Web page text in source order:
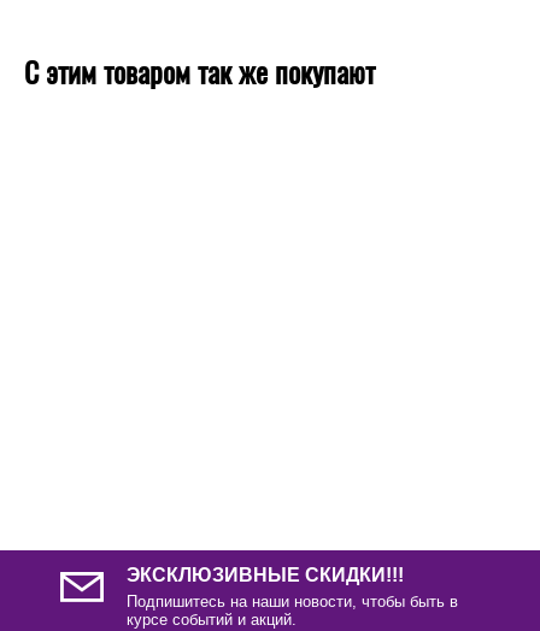
С этим товаром так же покупают
ЭКСКЛЮЗИВНЫЕ СКИДКИ!!!
Подпишитесь на наши новости, чтобы быть в
курсе событий и акций.